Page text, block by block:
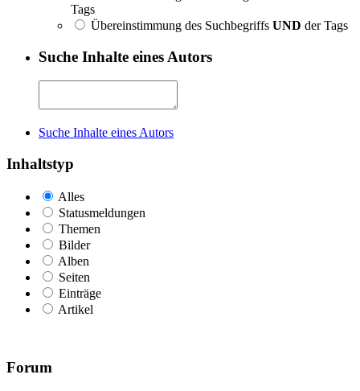
Tags
Übereinstimmung des Suchbegriffs UND der Tags
Suche Inhalte eines Autors
Suche Inhalte eines Autors
Inhaltstyp
Alles
Statusmeldungen
Themen
Bilder
Alben
Seiten
Einträge
Artikel
Forum